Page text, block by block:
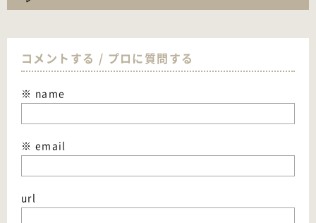
コメントする / プロに質問する
※ name
※ email
url